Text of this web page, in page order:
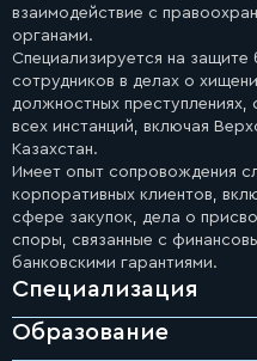
взаимодействие с
органами.
Специализируется на
сотрудников в делах о
должностных преступлениях,
всех инстанций, включая
Казахстан.
Имеет опыт сопровождения
корпоративных клиентов,
сфере закупок, дела о
споры, связанные с
банковскими гарантиями.
Специализация
Образование